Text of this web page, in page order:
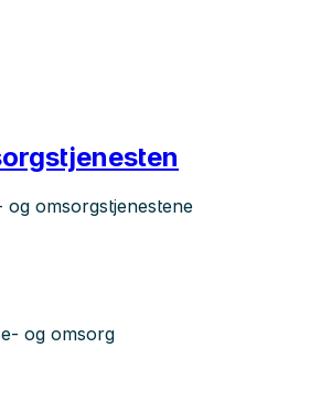
omsorgstjenestene
og omsorg